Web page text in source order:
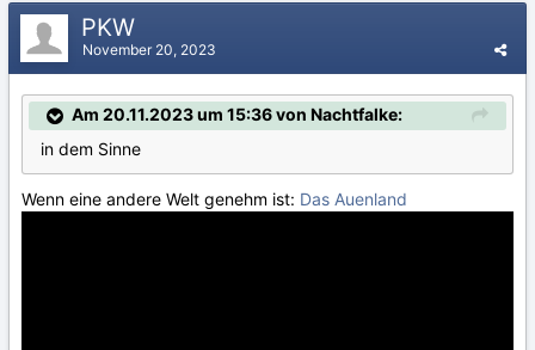
PKW
November 20, 2023
Am 20.11.2023 um 15:36 von Nachtfalke:
in dem Sinne
Wenn eine andere Welt genehm ist: Das Auenland